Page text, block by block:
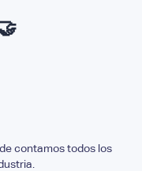
contamos todos los